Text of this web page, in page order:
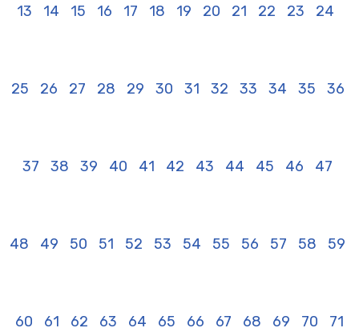
13 14 15 16 17 18 19 20 21 22 23 24
25 26 27 28 29 30 31 32 33 34 35 36
37 38 39 40 41 42 43 44 45 46 47
48 49 50 51 52 53 54 55 56 57 58 59
60 61 62 63 64 65 66 67 68 69 70 71